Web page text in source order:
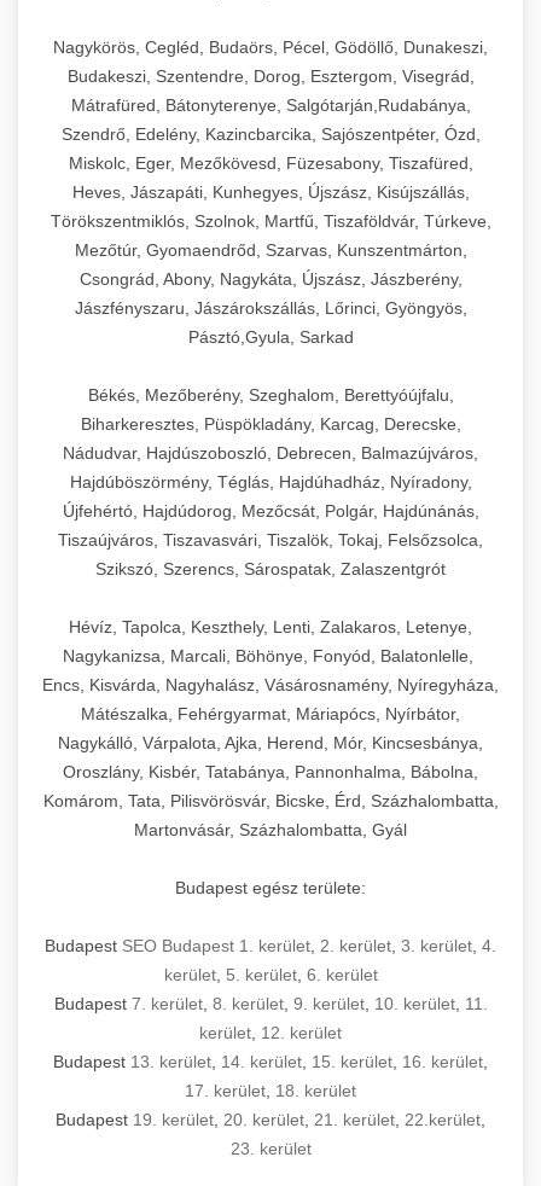
Nagykörös, Cegléd, Budaörs, Pécel, Gödöllő, Dunakeszi,
Budakeszi, Szentendre, Dorog, Esztergom, Visegrád,
Mátrafüred, Bátonyterenye, Salgótarján,Rudabánya,
Szendrő, Edelény, Kazincbarcika, Sajószentpéter, Ózd,
Miskolc, Eger, Mezőkövesd, Füzesabony, Tiszafüred,
Heves, Jászapáti, Kunhegyes, Újszász, Kisújszállás,
Törökszentmiklós, Szolnok, Martfű, Tiszaföldvár, Túrkeve,
Mezőtúr, Gyomaendrőd, Szarvas, Kunszentmárton,
Csongrád, Abony, Nagykáta, Újszász, Jászberény,
Jászfényszaru, Jászárokszállás, Lőrinci, Gyöngyös,
Pásztó,Gyula, Sarkad
Békés, Mezőberény, Szeghalom, Berettyóújfalu,
Biharkeresztes, Püspökladány, Karcag, Derecske,
Nádudvar, Hajdúszoboszló, Debrecen, Balmazújváros,
Hajdúböszörmény, Téglás, Hajdúhadház, Nyíradony,
Újfehértó, Hajdúdorog, Mezőcsát, Polgár, Hajdúnánás,
Tiszaújváros, Tiszavasvári, Tiszalök, Tokaj, Felsőzsolca,
Szikszó, Szerencs, Sárospatak, Zalaszentgrót
Hévíz, Tapolca, Keszthely, Lenti, Zalakaros, Letenye,
Nagykanizsa, Marcali, Böhönye, Fonyód, Balatonlelle,
Encs, Kisvárda, Nagyhalász, Vásárosnamény, Nyíregyháza,
Mátészalka, Fehérgyarmat, Máriapócs, Nyírbátor,
Nagykálló, Várpalota, Ajka, Herend, Mór, Kincsesbánya,
Oroszlány, Kisbér, Tatabánya, Pannonhalma, Bábolna,
Komárom, Tata, Pilisvörösvár, Bicske, Érd, Százhalombatta,
Martonvásár, Százhalombatta, Gyál
Budapest egész területe:
Budapest SEO Budapest 1. kerület 2. kerület 3. kerület 4.
kerület, 5. kerület, 6. kerület
Budapest 7. kerület, 8. kerület, 9. kerület, 10. kerület, 11.
kerület 12. kerület
Budapest 13. kerület 14. kerület 15. kerület 16. kerület
17. kerület 18. kerület
Budapest 19. kerület 20. kerület 21. kerület 22.kerület
23. kerület